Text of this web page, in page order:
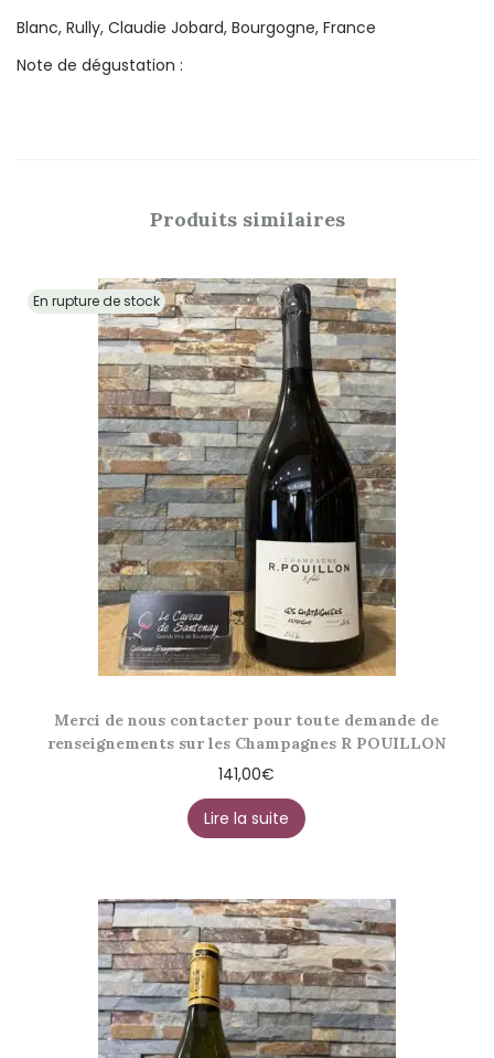
Blanc, Rully, Claudie Jobard, Bourgogne, France
Note de dégustation :
Produits similaires
En rupture de stock
Merci de nous contacter pour toute demande de
renseignements sur les Champagnes R POUILLON
141,00€
Lire la suite